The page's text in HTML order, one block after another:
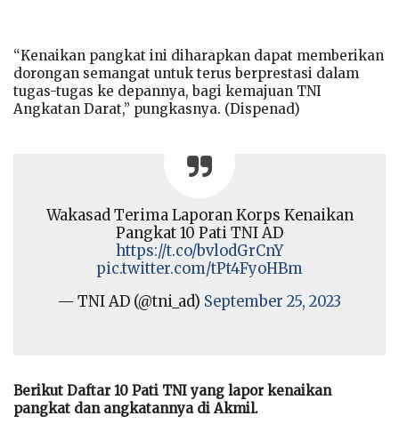
“Kenaikan pangkat ini diharapkan dapat memberikan
dorongan semangat untuk terus berprestasi dalam
tugas-tugas ke depannya, bagi kemajuan TNI
Angkatan Darat,” pungkasnya. (Dispenad)
Wakasad Terima Laporan Korps Kenaikan
Pangkat 10 Pati TNI AD
https://t.co/bvlodGrCnY
pic.twitter.com/tPt4FyoHBm
— TNI AD (@tni_ad) September 25, 2023
Berikut Daftar 10 Pati TNI yang lapor kenaikan
pangkat dan angkatannya di Akmil.